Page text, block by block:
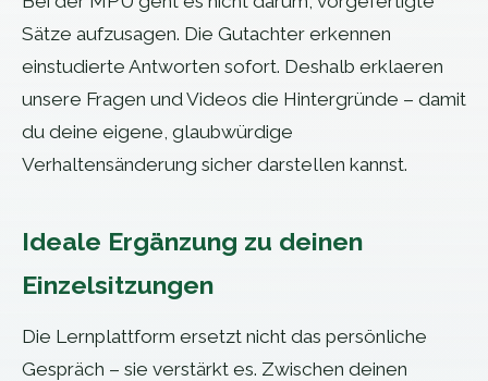
Sätze aufzusagen. Die Gutachter erkennen
einstudierte Antworten sofort. Deshalb erklaeren
unsere Fragen und Videos die Hintergründe – damit
du deine eigene, glaubwürdige
Verhaltensänderung sicher darstellen kannst.
Ideale Ergänzung zu deinen
Einzelsitzungen
Die Lernplattform ersetzt nicht das persönliche
Gespräch – sie verstärkt es. Zwischen deinen